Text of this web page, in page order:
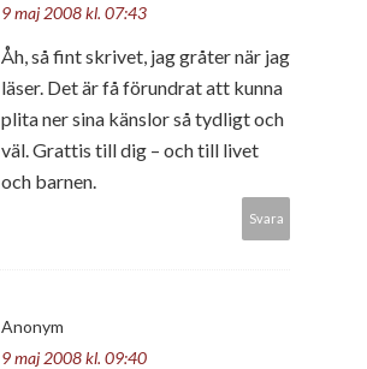
9 maj 2008 kl. 07:43
Åh, så fint skrivet, jag gråter när jag
läser. Det är få förundrat att kunna
plita ner sina känslor så tydligt och
väl. Grattis till dig – och till livet
och barnen.
Svara
Anonym
9 maj 2008 kl. 09:40